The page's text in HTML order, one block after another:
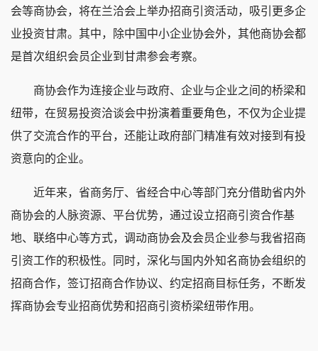
会等商协会，将在兰洽会上举办招商引资活动，吸引更多企
业投资甘肃。其中，除中国中小企业协会外，其他商协会都
是首次组织会员企业到甘肃参会考察。
商协会作为连接企业与政府、企业与企业之间的桥梁和
纽带，在贸易投资洽谈会中扮演着重要角色，不仅为企业提
供了交流合作的平台，还能让政府部门精准有效对接到有投
资意向的企业。
近年来，省商务厅、省经合中心等部门充分借助省内外
商协会的人脉资源、平台优势，通过设立招商引资合作基
地、联络中心等方式，调动商协会及会员企业参与我省招商
引资工作的积极性。同时，深化与国内外知名商协会组织的
招商合作，签订招商合作协议、约定招商目标任务，不断发
挥商协会专业招商优势和招商引资桥梁纽带作用。